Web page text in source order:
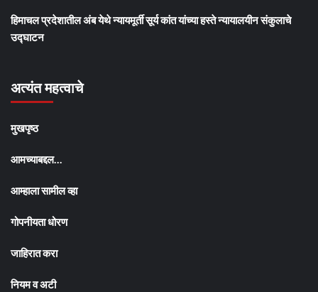
हिमाचल प्रदेशातील अंब येथे न्यायमूर्ती सूर्य कांत यांच्या हस्ते न्यायालयीन संकुलाचे
उद्घाटन
अत्यंत महत्वाचे
मुखपृष्ठ
आमच्याबद्दल…
आम्हाला सामील व्हा
गोपनीयता धोरण
जाहिरात करा
नियम व अटी